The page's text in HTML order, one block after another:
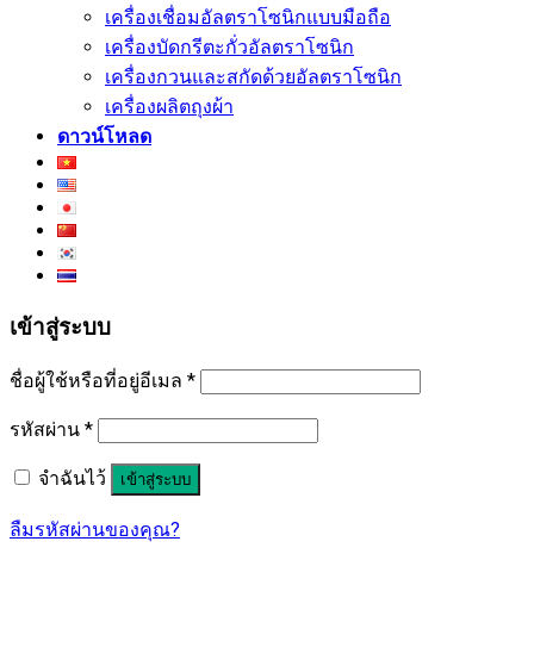
เครื่องเชื่อมอัลตราโซนิกแบบมือถือ
เครื่องบัดกรีตะกั่วอัลตราโซนิก
เครื่องกวนและสกัดด้วยอัลตราโซนิก
เครื่องผลิตถุงผ้า
ดาวน์โหลด
เข้าสู่ระบบ
ชื่อผู้ใช้หรือที่อยู่อีเมล *
รหัสผ่าน *
จำฉันไว้ เข้าสู่ระบบ
ลืมรหัสผ่านของคุณ?